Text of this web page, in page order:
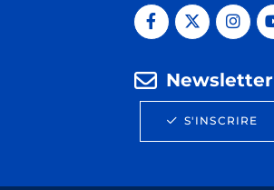
Newsletter
S'INSCRIRE